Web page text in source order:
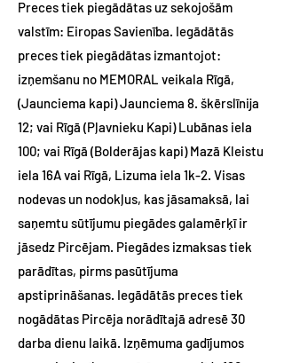
Preces tiek piegādātas uz sekojošām
valstīm: Eiropas Savienība. Iegādātās
preces tiek piegādātas izmantojot:
izņemšanu no MEMORAL veikala Rīgā,
(Jaunciema kapi) Jaunciema 8. škērslīnija
12; vai Rīgā (Pļavnieku Kapi) Lubānas iela
100; vai Rīgā (Bolderājas kapi) Mazā Kleistu
iela 16A vai Rīgā, Lizuma iela 1k-2. Visas
nodevas un nodokļus, kas jāsamaksā, lai
saņemtu sūtījumu piegādes galamērķī ir
jāsedz Pircējam. Piegādes izmaksas tiek
parādītas, pirms pasūtījuma
apstiprināšanas. Iegādātās preces tiek
nogādātas Pircēja norādītajā adresē 30
darba dienu laikā. Izņēmuma gadījumos